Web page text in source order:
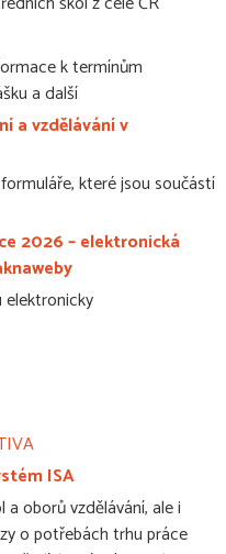
k termínům
a další
a vzdělávání v
které jsou součástí
2026 – elektronická
elektronicky
ISA
oborů vzdělávání, ale i
o potřebách trhu práce